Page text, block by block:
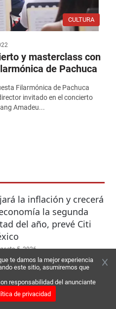
CULTURA
y masterclass con
de Pachuca
Filarmónica de Pachuca
invitado en el concierto
Amadeu...
la inflación y crecerá
la segunda
del año, prevé Citi
5, 2026
barrenador en
Hidalgo suma
te damos la mejor experiencia
este sitio, asumiremos que
responsabilidad del anunciante
de privacidad